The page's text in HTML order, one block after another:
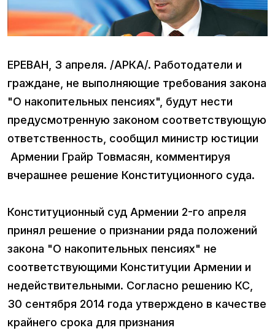
ЕРЕВАН, 3 апреля. /АРКА/. Работодатели и
граждане, не выполняющие требования закона
"О накопительных пенсиях", будут нести
предусмотренную законом соответствующую
ответственность, сообщил министр юстиции
Армении Грайр Товмасян, комментируя
вчерашнее решение Конституционного суда.
Конституционный суд Армении 2-го апреля
принял решение о признании ряда положений
закона "О накопительных пенсиях" не
соответствующими Конституции Армении и
недействительными. Согласно решению КС,
30 сентября 2014 года утверждено в качестве
крайнего срока для признания